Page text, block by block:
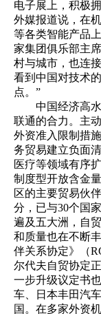
电子展上，积极
外媒报道说，在
等各类智能产品
家集团俱乐部主
村与城市，也连
看到中国对技术
点。”
中国经济高水
联通的合力。主
外资准入限制措
务贸易建立负面
医疗等领域有序
制度型开放含金
区的主要贸易伙
分，已与30个国
遍及五大洲，自
和质量也在不断
伴关系协定》（
尔代夫自贸协定
一步升级议定书
车、日本丰田汽
国。在多家外资